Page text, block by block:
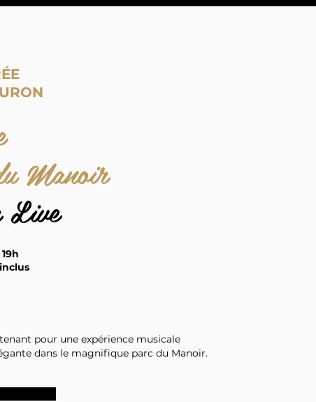
Manoir
Live
pour une expérience musicale
dans le magnifique parc du Manoir.